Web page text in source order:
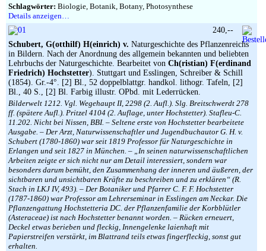
Schlagwörter: Biologie, Botanik, Botany, Photosynthese
Details anzeigen…
Schubert, G(otthilf) H(einrich) v. Naturgeschichte des Pflanzenreichs
in Bildern. Nach der Anordnung des allgemein bekannten und beliebten
Lehrbuchs der Naturgeschichte. Bearbeitet von Ch(ristian) F(erdinand
Friedrich) Hochstetter). Stuttgart und Esslingen, Schreiber & Schill
(1854). Gr.-4°. [2] Bl., 52 doppelblattgr. handkol. lithogr. Tafeln, [2]
Bl., 40 S., [2] Bl. Farbig illustr. OPbd. mit Lederrücken.
Bilderwelt 1212. Vgl. Wegehaupt II, 2298 (2. Aufl.). Slg. Breitschwerdt 278
ff. (spätere Aufl.). Pritzel 4104 (2. Auflage, unter Hochstetter). Stafleu-C.
11.202. Nicht bei Nissen, BBI. – Seltene erste von Hochstetter bearbeitete
Ausgabe. – Der Arzt, Naturwissenschaftler und Jugendbuchautor G. H. v.
Schubert (1780-1860) war seit 1819 Professor für Naturgeschichte in
Erlangen und seit 1827 in München. – „In seinen naturwissenschaftlichen
Arbeiten zeigte er sich nicht nur am Detail interessiert, sondern war
besonders darum bemüht, den Zusammenhang der inneren und äußeren, der
sichtbaren und unsichtbaren Kräfte zu beschreiben und zu erklären“ (R.
Stach in LKJ IV, 493). – Der Botaniker und Pfarrer C. F. F. Hochstetter
(1787-1860) war Professor am Lehrerseminar in Esslingen am Neckar. Die
Pflanzengattung Hochstetteria DC. der Pflanzenfamilie der Korbblütler
(Asteraceae) ist nach Hochstetter benannt worden. – Rücken erneuert,
Deckel etwas berieben und fleckig, Innengelenke laienhaft mit
Papierstreifen verstärkt, im Blattrand teils etwas fingerfleckig, sonst gut
erhalten.
240,--